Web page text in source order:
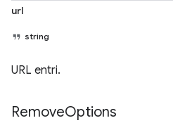
url
string
URL entri.
RemoveOptions